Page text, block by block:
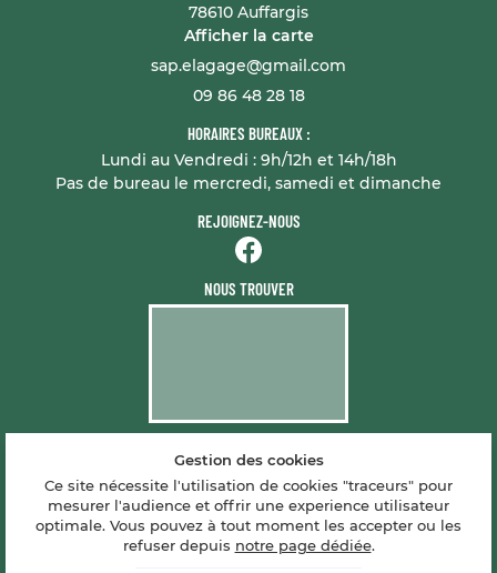
78610 Auffargis
Afficher la carte
09 86 48 28 18
HORAIRES BUREAUX :
Lundi au Vendredi : 9h/12h et 14h/18h
Pas de bureau le mercredi, samedi et dimanche
REJOIGNEZ-NOUS
NOUS TROUVER
Mentions Légales
Conditions générales d'utilisation
Politique de confidentialité
Gestion des cookies
Sitemap
Gestion des cookies
Ce site nécessite l'utilisation de cookies "traceurs" pour
mesurer l'audience et offrir une experience utilisateur
optimale. Vous pouvez à tout moment les accepter ou les
refuser depuis notre page dédiée.